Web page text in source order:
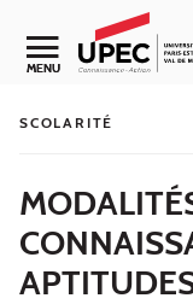
Aller au contenu
Navigation
MENU
SCOLARITÉ